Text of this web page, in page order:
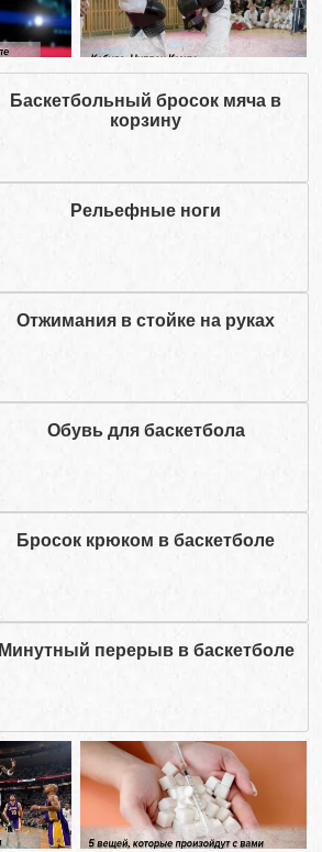
Баскетбольный бросок мяча в
корзину
Рельефные ноги
Отжимания в стойке на руках
Обувь для баскетбола
Бросок крюком в баскетболе
Минутный перерыв в баскетболе